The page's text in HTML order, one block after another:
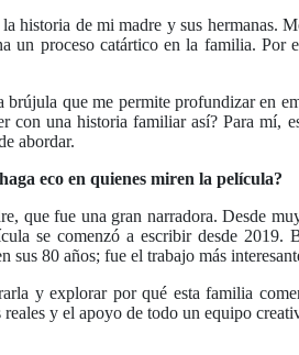
historia de mi madre y sus hermanas.
proceso catártico en la familia. Por
que me permite profundizar en
con una historia familiar así? Para mí,
abordar.
eco en quienes miren la película?
que fue una gran narradora. Desde
se comenzó a escribir desde 2019.
80 años; fue el trabajo más
y explorar por qué esta familia
y el apoyo de todo un equipo